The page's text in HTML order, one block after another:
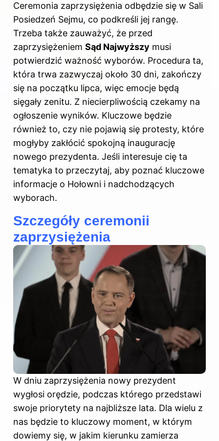
Ceremonia zaprzysiężenia odbędzie się w Sali
Posiedzeń Sejmu, co podkreśli jej rangę.
Trzeba także zauważyć, że przed
zaprzysiężeniem Sąd Najwyższy musi
potwierdzić ważność wyborów. Procedura ta,
która trwa zazwyczaj około 30 dni, zakończy
się na początku lipca, więc emocje będą
sięgały zenitu. Z niecierpliwością czekamy na
ogłoszenie wyników. Kluczowe będzie
również to, czy nie pojawią się protesty, które
mogłyby zakłócić spokojną inaugurację
nowego prezydenta. Jeśli interesuje cię ta
tematyka to przeczytaj, aby poznać kluczowe
informacje o Hołowni i nadchodzących
wyborach.
Szczegóły ceremonii
zaprzysiężenia
W dniu zaprzysiężenia nowy prezydent
wygłosi orędzie, podczas którego przedstawi
swoje priorytety na najbliższe lata. Dla wielu z
nas będzie to kluczowy moment, w którym
dowiemy się, w jakim kierunku zamierza